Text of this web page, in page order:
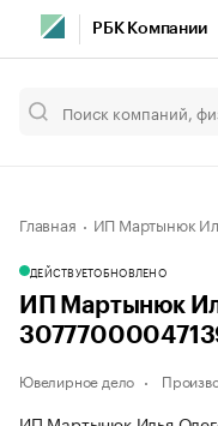
РБК Компании
Главная ИП Мартынюк
ДЕЙСТВУЕТОБНОВЛЕНО
ИП Мартынюк
Ювелирное дело